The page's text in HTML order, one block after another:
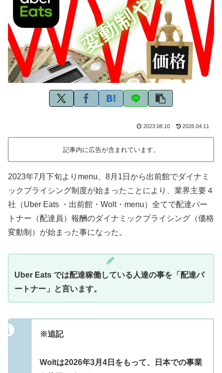
2023.08.10 2026.04.11
記事内に広告が含まれています。
2023年7月下旬よりmenu、8月1日から出前館でダイナミ
ックプライシング制度が始まったことにより、業界主要４
社（Uber Eats ・出前館・Wolt・menu）全てで配達パー
トナー（配達員）報酬のダイナミックプライシング（価格
変動制）が始まった事になった。
Uber Eats では配達稼働している人達の事を「配達パ
ートナー」と言います。
※追記
Woltは2026年3月4日をもって、日本での事業